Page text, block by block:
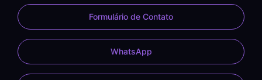
Formulário de Contato
WhatsApp